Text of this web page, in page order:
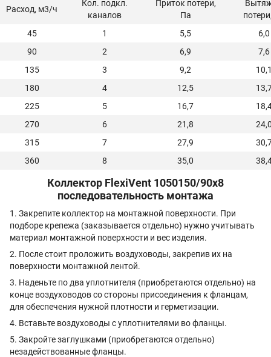
Расход, м3/ч
Кол. подкл.
каналов
Приток потери,
Па
45
1 5,5
6,0
90
2 6,9
7,6
135
3 9,2
180
4 12,5
225
5 16,7
270
6 21,8
315
7 27,9
360
8 35,0
Коллектор FlexiVent 1050150/90х8
последовательность монтажа
1. Закрепите коллектор на монтажной поверхности. При
подборе крепежа (заказывается отдельно) нужно учитывать
материал монтажной поверхности и вес изделия.
2. После стоит проложить воздуховоды, закрепив их на
поверхности монтажной лентой.
3. Наденьте по два уплотнителя (приобретаются отдельно) на
конце воздуховодов со стороны присоединения к фланцам,
для обеспечения нужной плотности и герметизации.
4. Вставьте воздуховоды с уплотнителями во фланцы.
5. Закройте заглушками (приобретаются отдельно)
незадействованные фланцы.